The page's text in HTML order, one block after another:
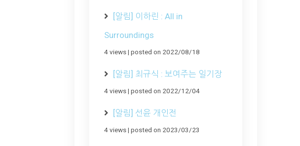
[알림] 이하린 : All in
Surroundings
4 views| posted on 2022/08/18
[알림] 최규식 : 보여주는 일기장
4 views| posted on 2022/12/04
[알림] 선윤 개인전
4 views| posted on 2023/03/23